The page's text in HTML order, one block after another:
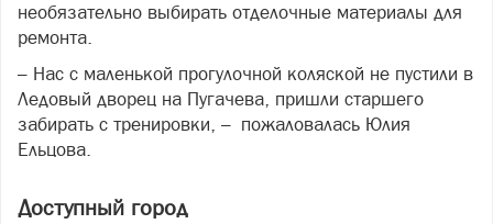
необязательно выбирать отделочные материалы для
ремонта.
– Нас с маленькой прогулочной коляской не пустили в
Ледовый дворец на Пугачева, пришли старшего
забирать с тренировки, – пожаловалась Юлия
Ельцова.
Доступный город